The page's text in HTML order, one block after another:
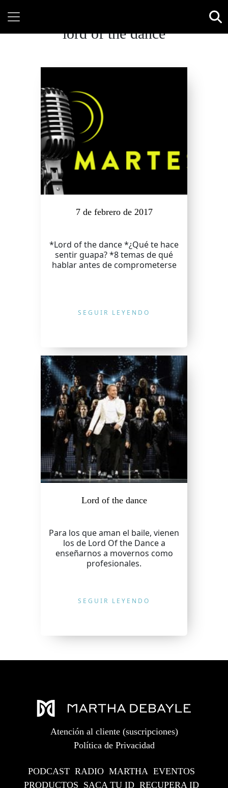
lord of the dance
7 de febrero de 2017
*Lord of the dance *¿Qué te hace
sentir guapa? *8 temas de qué
hablar antes de comprometerse
SEGUIR LEYENDO
Lord of the dance
Para los que aman el baile, vienen
los de Lord Of the Dance a
enseñarnos a movernos como
profesionales.
SEGUIR LEYENDO
Atención al cliente (suscripciones)
Política de Privacidad
PODCAST RADIO MARTHA EVENTOS
PRODUCTOS SACA TU ID RECUPERA ID